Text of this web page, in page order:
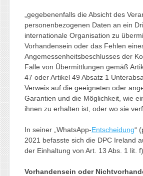
„gegebenenfalls die Absicht des
personenbezogenen Daten an ein
internationale Organisation zu
Vorhandensein oder das Fehlen
Angemessenheitsbeschlusses der
Falle von Übermittlungen gemäß
47 oder Artikel 49 Absatz 1
Verweis auf die geeigneten oder
Garantien und die Möglichkeit, wie
ihnen zu erhalten ist, oder wo sie
In seiner „WhatsApp-Entscheidung“
2021 befasste sich die DPC Ireland
der Einhaltung von Art. 13 Abs. 1 lit.
Vorhandensein oder